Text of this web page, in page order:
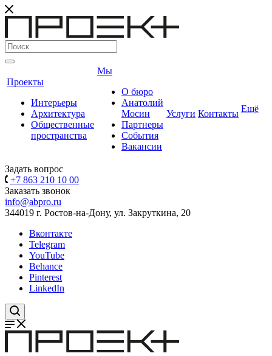
Проекты
Интерьеры
Архитектура
Общественные
пространства
Мы
О бюро
Анатолий
Мосин
Партнеры
События
Вакансии
Услуги Контакты Ещё
Задать вопрос
+7 863 210 10 00
Заказать звонок
info@abpro.ru
344019 г. Ростов-на-Дону, ул. Закруткина, 20
Вконтакте
Telegram
YouTube
Behance
Pinterest
LinkedIn